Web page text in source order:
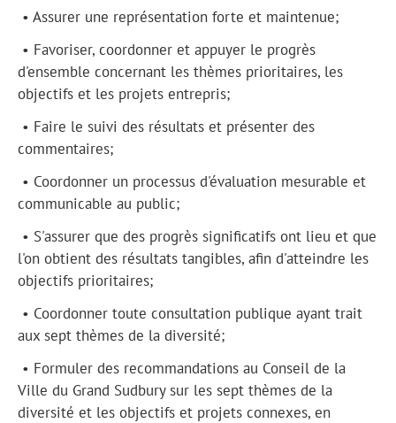
• Assurer une représentation forte et maintenue;
• Favoriser, coordonner et appuyer le progrès
d'ensemble concernant les thèmes prioritaires, les
objectifs et les projets entrepris;
• Faire le suivi des résultats et présenter des
commentaires;
• Coordonner un processus d'évaluation mesurable et
communicable au public;
• S'assurer que des progrès significatifs ont lieu et que
l'on obtient des résultats tangibles, afin d'atteindre les
objectifs prioritaires;
• Coordonner toute consultation publique ayant trait
aux sept thèmes de la diversité;
• Formuler des recommandations au Conseil de la
Ville du Grand Sudbury sur les sept thèmes de la
diversité et les objectifs et projets connexes, en